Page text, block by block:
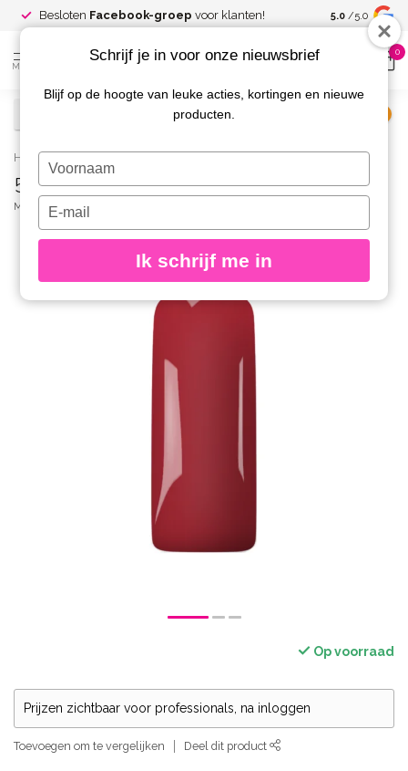
Besloten Facebook-groep voor klanten! Spaar voor
kortingen
5.0 /5.0
MENU
0
Home / 595 Gelpolish Velvet Flame
595 Gelpolish Velvet Flame
MAGNETIC
Op voorraad
Prijzen zichtbaar voor professionals, na inloggen
Toevoegen om te vergelijken Deel dit product
Schrijf je in voor onze nieuwsbrief
Blijf op de hoogte van leuke acties, kortingen en nieuwe
producten.
Typ
je
naam
Typ
je
e-
in
Ik schrijf me in